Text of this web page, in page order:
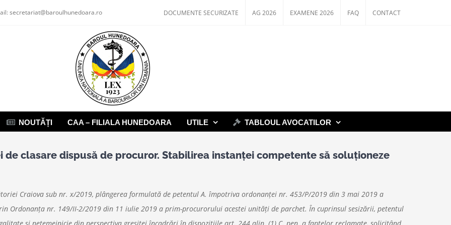
secretariat@baroulhunedoara.ro DOCUMENTE SECURIZATE AG 2026 EXAMENE 2026 FAQ CONTACT
NOUTĂȚI CAA – FILIALA HUNEDOARA UTILE TABLOUL AVOCATILOR
clasare dispusă de procuror. Stabilirea instanței competente să soluționeze
Craiova sub nr. x/2019, plângerea formulată de petentul A. împotriva ordonanţei nr. 453/P/2019 din 3 mai 2019 a
Ordonanţa nr. 149/II-2/2019 din 11 iulie 2019 a prim-procurorului acestei unităţi de parchet. În cuprinsul sesizării, petentul